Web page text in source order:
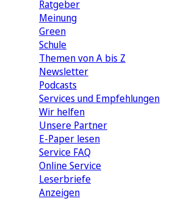
Ratgeber
Meinung
Green
Schule
Themen von A bis Z
Newsletter
Podcasts
Services und Empfehlungen
Wir helfen
Unsere Partner
E-Paper lesen
Service FAQ
Online Service
Leserbriefe
Anzeigen